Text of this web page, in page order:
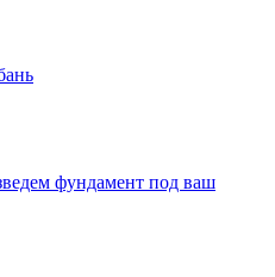
фундамент под ваш